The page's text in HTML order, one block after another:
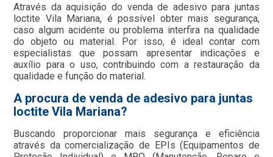
Através da aquisição do venda de adesivo para juntas
loctite Vila Mariana, é possível obter mais segurança,
caso algum acidente ou problema interfira na qualidade
do objeto ou material. Por isso, é ideal contar com
especialistas que possam apresentar indicações e
auxílio para o uso, contribuindo com a restauração da
qualidade e função do material.
A procura de venda de adesivo para juntas
loctite Vila Mariana?
Buscando proporcionar mais segurança e eficiência
através da comercialização de EPIs (Equipamentos de